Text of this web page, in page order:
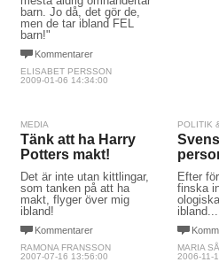
barn. Jo då, det gör de,
men de tar ibland FEL
barn!"
Kommentarer
ELISABET PERSSON
2009-01-06 14:34:00
MEDIA
Tänk att ha Harry
Potters makt!
Det är inte utan kittlingar,
som tanken på att ha
makt, flyger över mig
ibland!
Kommentarer
RAMONA FRANSSON
2007-07-16 13:56:00
POLITIK
Efter
finska
ibland...
MARIA
2006-11-